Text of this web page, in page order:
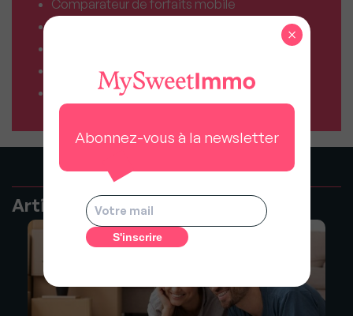
Comparateur de forfaits mobile
Résiliez vos abonnements facilement
Comparateur d’assurances
Articles recommandés
Abonnez-vous à la newsletter
×